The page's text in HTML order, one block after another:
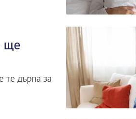
ще
те дърпа за